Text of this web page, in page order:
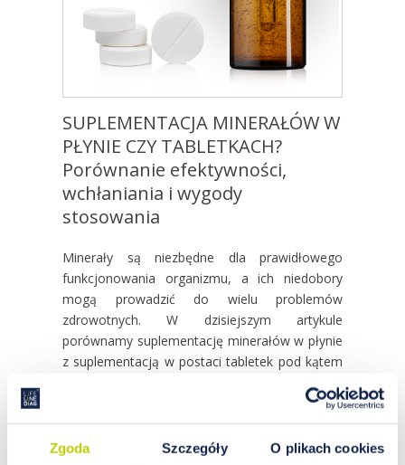
Zgoda Szczegóły O plikach cookies
SUPLEMENTACJA MINERAŁÓW W
PŁYNIE CZY TABLETKACH?
Porównanie efektywności,
wchłaniania i wygody
stosowania
Minerały są niezbędne dla prawidłowego
funkcjonowania organizmu, a ich niedobory
mogą prowadzić do wielu problemów
zdrowotnych. W dzisiejszym artykule
porównamy suplementację minerałów w płynie
z suplementacją w postaci tabletek pod kątem
stosowania. Dowiedz się, która opcja jest
najlepsza dla Ciebie i jak możesz poprawić
swoje zdrowie dzięki właściwej suplementacji